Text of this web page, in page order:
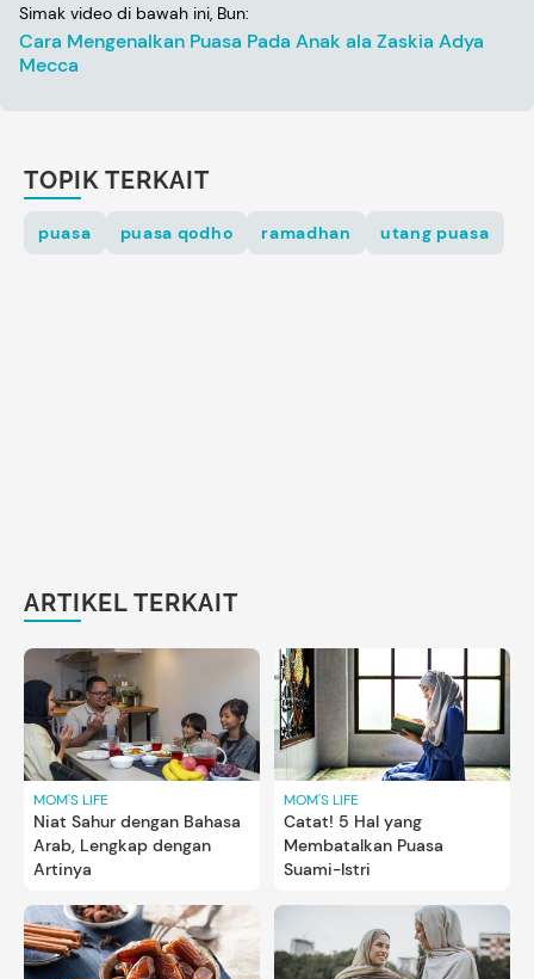
Simak video di bawah ini, Bun:
Cara Mengenalkan Puasa Pada Anak ala Zaskia Adya
Mecca
TOPIK TERKAIT
puasa puasa qodho ramadhan utang puasa
ARTIKEL TERKAIT
MOM'S LIFE
Niat Sahur dengan Bahasa
Arab, Lengkap dengan
Artinya
MOM'S LIFE
Catat! 5 Hal yang
Membatalkan Puasa
Suami-Istri